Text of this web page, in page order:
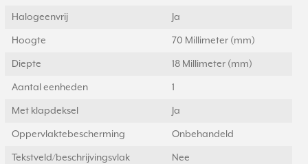
Halogeenvrij Ja
Hoogte 70 Millimeter (mm)
Diepte 18 Millimeter (mm)
Aantal eenheden 1
Met klapdeksel Ja
Oppervlaktebescherming Onbehandeld
Tekstveld/beschrijvingsvlak Nee